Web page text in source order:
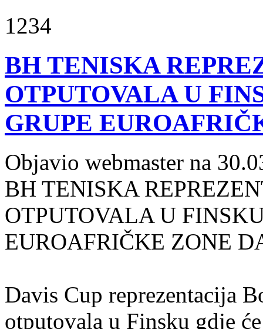
1234
BH TENISKA
OTPUTOVALA U
GRUPE
Objavio webmaster na
BH TENISKA
OTPUTOVALA U
EUROAFRIČKE ZONE
Davis Cup reprezentacija
otputovala u Finsku gdje